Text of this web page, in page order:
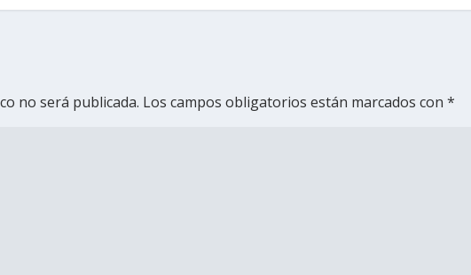
no será publicada. Los campos obligatorios están marcados con*